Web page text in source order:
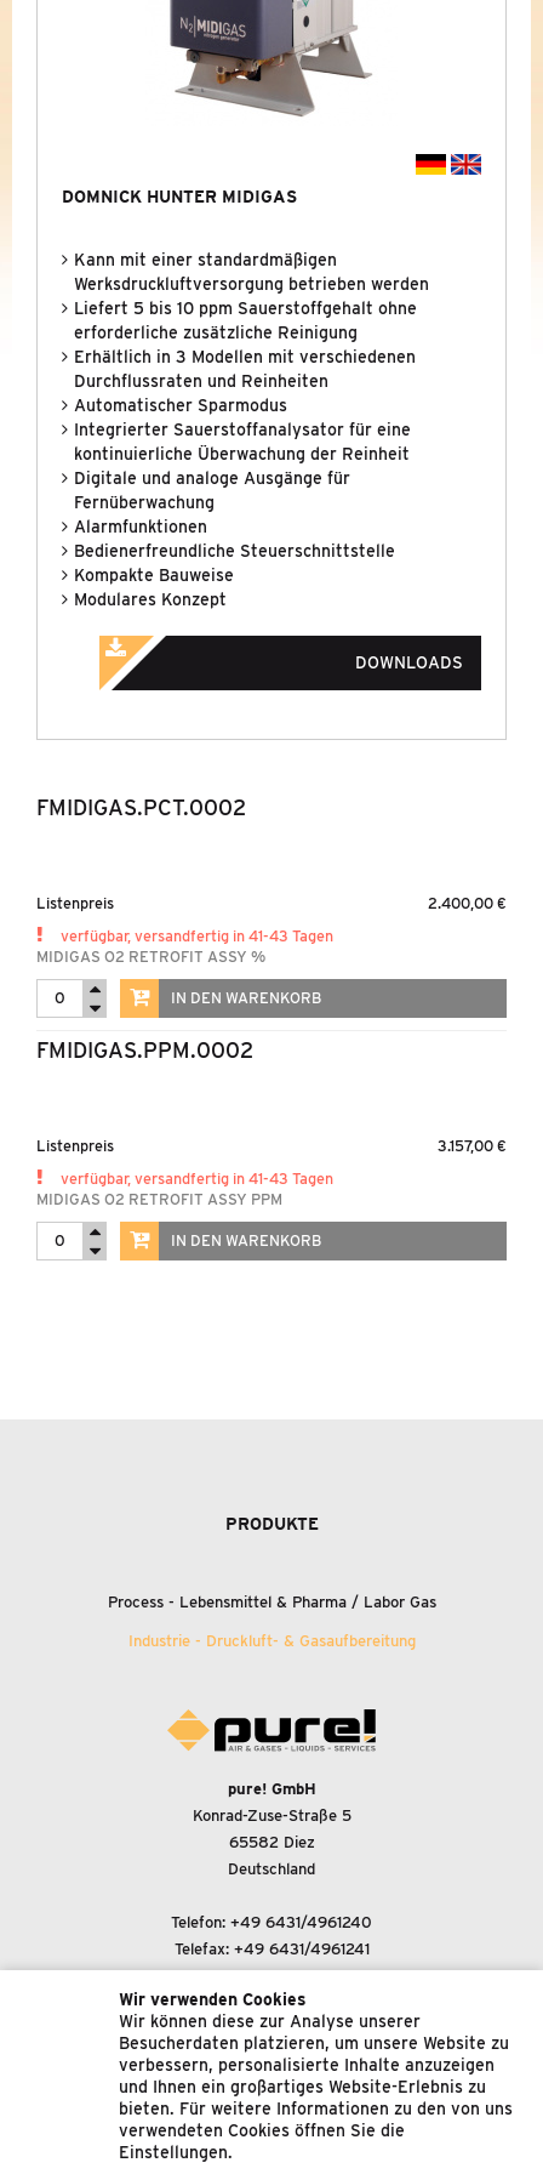
NITROSOURCE COMPACT
STICKSTOFF MEMBRANMODULE
NITROSOURCE
MAXIGAS
KONDENSATTECHNIK
KÜHLUNG&KÄLTETECHNIK
NEUE BAUREIHEN
PROMOTIONS
MARKEN
UNTERNEHMEN
DOMNICK HUNTER MIDIGAS
Kann mit einer standardmäßigen
Werksdruckluftversorgung betrieben werden
Liefert 5 bis 10 ppm Sauerstoffgehalt ohne
erforderliche zusätzliche Reinigung
Erhältlich in 3 Modellen mit verschiedenen
Durchflussraten und Reinheiten
Automatischer Sparmodus
Integrierter Sauerstoffanalysator für eine
kontinuierliche Überwachung der Reinheit
Digitale und analoge Ausgänge für
Fernüberwachung
Alarmfunktionen
Bedienerfreundliche Steuerschnittstelle
Kompakte Bauweise
Modulares Konzept
DOWNLOADS
FMIDIGAS.PCT.0002
Listenpreis
2.400,00 €
verfügbar, versandfertig in 41-43 Tagen
MIDIGAS O2 RETROFIT ASSY %
IN DEN WARENKORB
FMIDIGAS.PPM.0002
Listenpreis
3.157,00 €
verfügbar, versandfertig in 41-43 Tagen
MIDIGAS O2 RETROFIT ASSY PPM
IN DEN WARENKORB
PRODUKTE
Process - Lebensmittel &Pharma / Labor Gas
Industrie - Druckluft- & Gasaufbereitung
pure! GmbH
Konrad-Zuse-Straße 5
65582 Diez
Deutschland
Telefon: +49 6431/4961240
Telefax: +49 6431/4961241
E-Mail-Adresse:
support@pure-gmbh.com
© 2022 pure! GmbH
Impressum
Wir verwenden Cookies
Wir können diese zur Analyse unserer
Besucherdaten platzieren, um unsere Website zu
verbessern, personalisierte Inhalte anzuzeigen
und Ihnen ein großartiges Website-Erlebnis zu
bieten. Für weitere Informationen zu den von uns
verwendeten Cookies öffnen Sie die
Einstellungen.